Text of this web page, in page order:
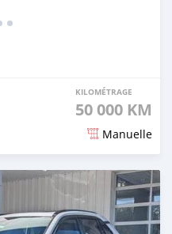
KILOMÉTRAGE
50 000 KM
Manuelle